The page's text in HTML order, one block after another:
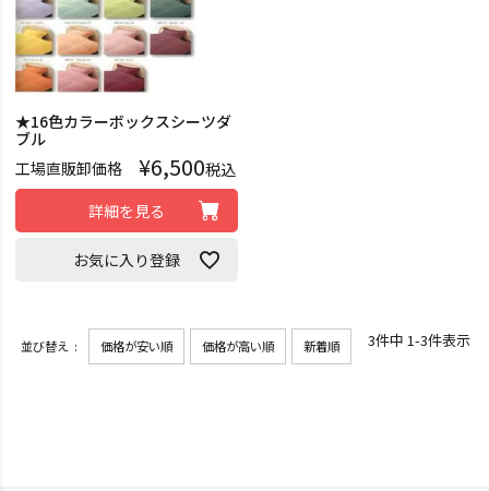
★16色カラーボックスシーツダ
ブル
工場直販卸価格
¥6,500税込
詳細を見る
お気に入り登録
並び替え 価格が安い順 価格が高い順 新着順 3件中 1-3件表示